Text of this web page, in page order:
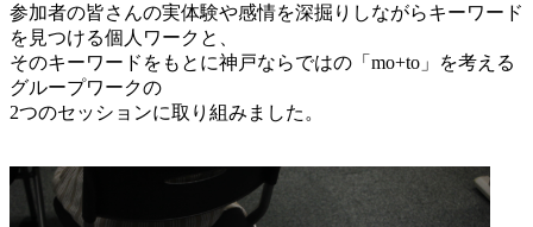
参加者の皆さんの実体験や感情を深掘りしながらキーワード
を見つける個人ワークと、
そのキーワードをもとに神戸ならではの「mo+to」を考える
グループワークの
2つのセッションに取り組みました。